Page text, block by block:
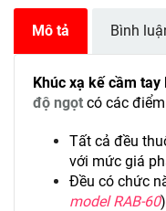
Mô tả Bình
Khúc xạ kế cầm tay
độ ngọt có các
Tất cả đều
với mức giá
Đều có chức
model RAB-60